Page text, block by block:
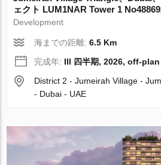
ェクト LUM1NAR Tower 1
Development
海までの距離:6.5 Km
完成年: III 四半期, 2026, off-plan
District 2 - Jumeirah Village -
- Dubai - UAE